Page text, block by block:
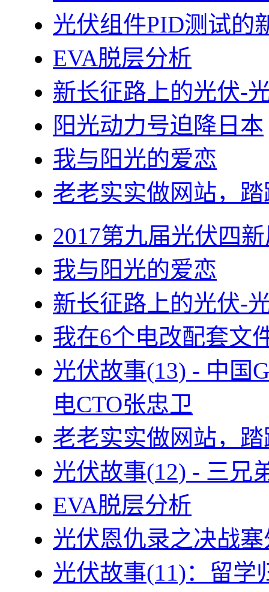
光伏组件PID测试的
EVA脱层分析
新长征路上的光伏-
阳光动力号迫降日本
我与阳光的爱恋
老老实实做网站，
2017第九届光伏四
我与阳光的爱恋
新长征路上的光伏-
我在6个电改配套文
光伏故事(13) - 中国
电CTO张忠卫
老老实实做网站，
光伏故事(12) - 三兄
EVA脱层分析
光伏恩仇录之决战
光伏故事(11)：留学